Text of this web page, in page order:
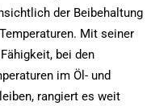
der Beibehaltung
Mit seiner
bei den
im Öl- und
rangiert es weit